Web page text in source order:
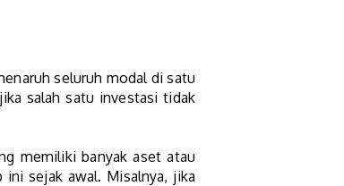
seluruh modal di satu
salah satu investasi tidak
memiliki banyak aset atau
sejak awal. Misalnya, jika